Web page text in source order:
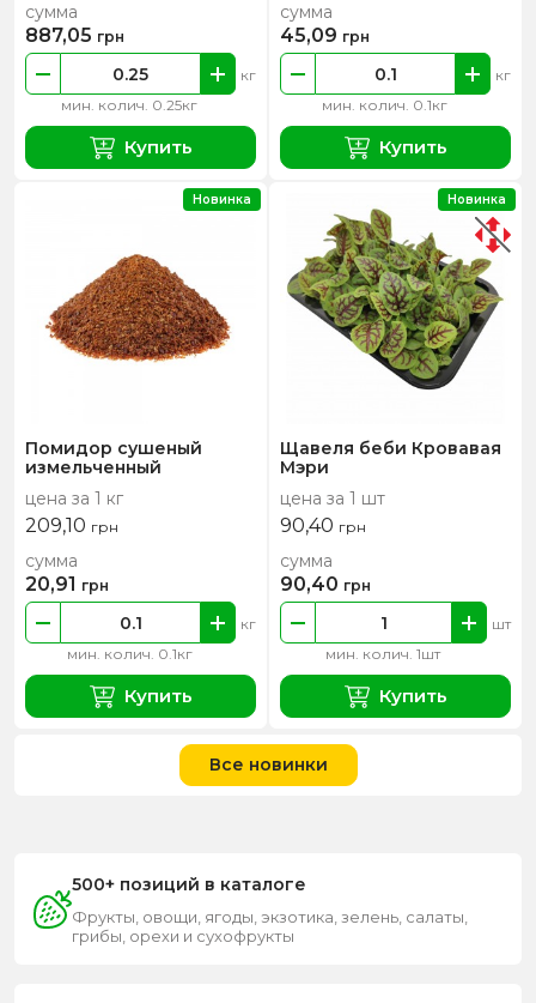
мин. колич. 0.25кг
кг
сумма
887,05 грн
Купить
мин. колич. 0.1кг
кг
сумма
45,09 грн
Купить
Помидор сушеный
измельченный
цена за 1 кг
209,10 грн
мин. колич. 0.1кг
кг
сумма
20,91 грн
Купить
Новинка
Щавеля беби Кровавая
Мэри
цена за 1 шт
90,40 грн
мин. колич. 1шт
шт
сумма
90,40 грн
Купить
Новинка
Все новинки
500+ позиций в каталоге
Фрукты, овощи, ягоды, экзотика, зелень, салаты,
грибы, орехи и сухофрукты